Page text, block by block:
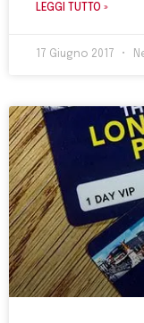
LEGGI TUTTO »
17 Giugno 2017